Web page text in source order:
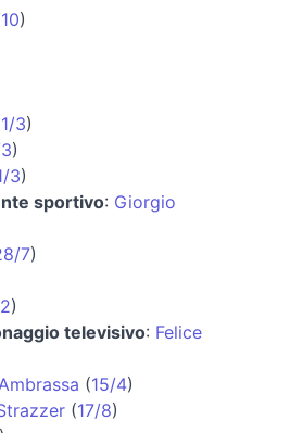
)
3)
)
3)
sportivo: Giorgio
7)
)
televisivo: Felice
(15/4)
(17/8)